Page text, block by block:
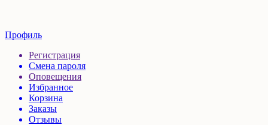
Профиль
Регистрация
Смена пароля
Оповещения
Избранное
Корзина
Заказы
Отзывы